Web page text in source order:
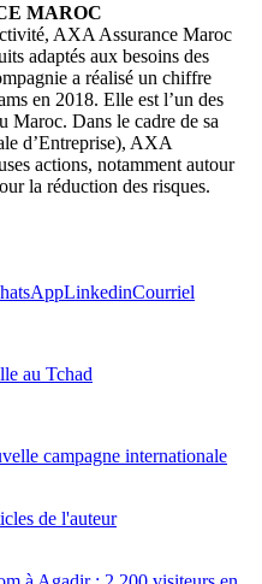
MAROC
AXA Assurance Maroc
adaptés aux besoins des
a réalisé un chiffre
en 2018. Elle est l’un des
Maroc. Dans le cadre de sa
d’Entreprise), AXA
actions, notamment autour
la réduction des risques.
LinkedinCourriel
au Tchad
campagne internationale
de l'auteur